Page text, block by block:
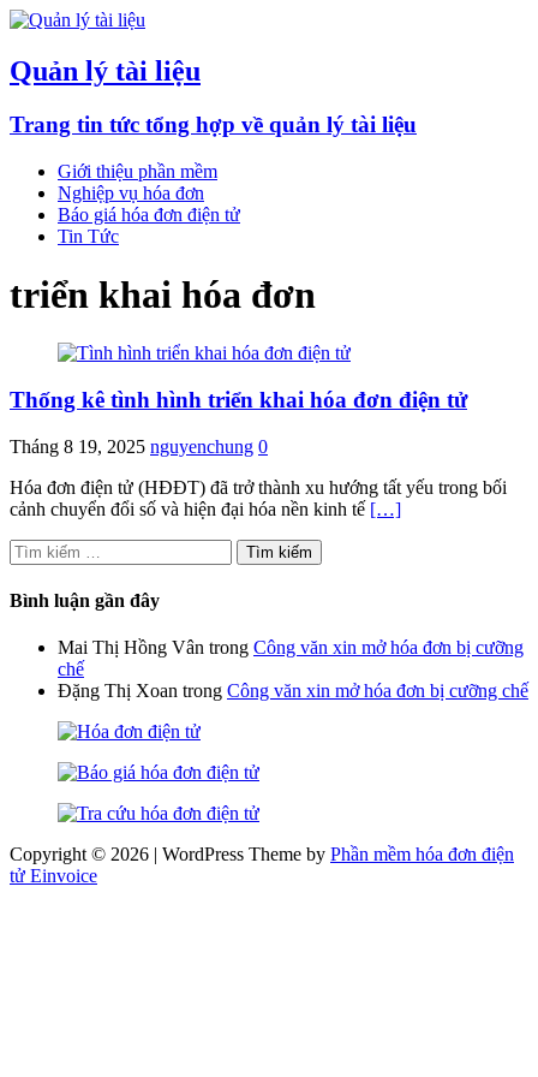
Quản lý tài liệu
Trang tin tức tổng hợp về quản lý tài liệu
Giới thiệu phần mềm
Nghiệp vụ hóa đơn
Báo giá hóa đơn điện tử
Tin Tức
triển khai hóa đơn
Thống kê tình hình triển khai hóa đơn điện tử
Tháng 8 19, 2025 nguyenchung 0
Hóa đơn điện tử (HĐĐT) đã trở thành xu hướng tất yếu trong bối
cảnh chuyển đổi số và hiện đại hóa nền kinh tế […]
Tìm
kiếm
cho:
Bình luận gần đây
Mai Thị Hồng Vân trong Công văn xin mở hóa đơn bị cưỡng
chế
Đặng Thị Xoan trong Công văn xin mở hóa đơn bị cưỡng chế
Copyright © 2026 | WordPress Theme by Phần mềm hóa đơn điện
tử Einvoice